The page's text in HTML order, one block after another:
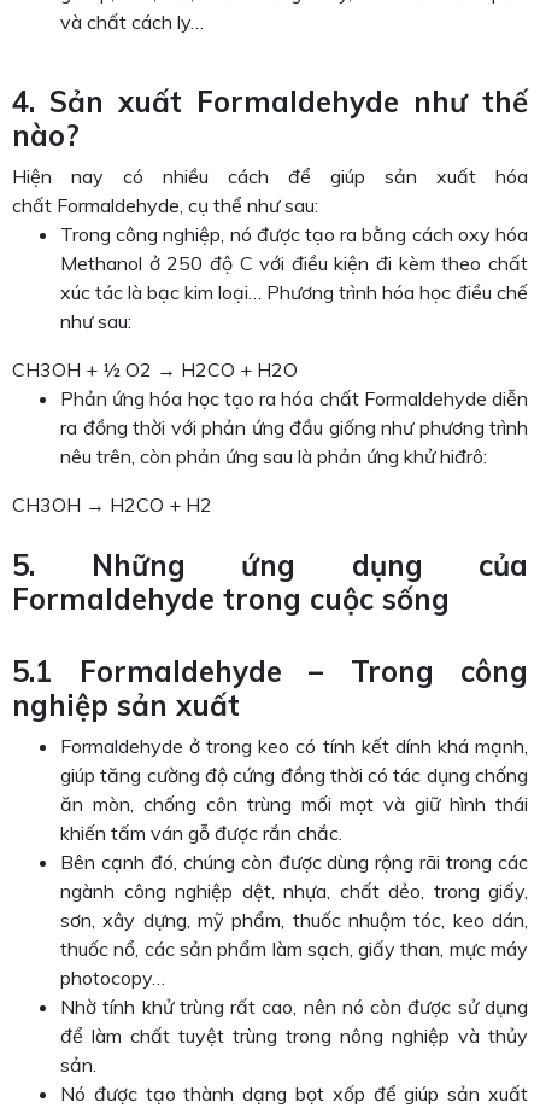
và chất cách ly…
4. Sản xuất Formaldehyde như thế
nào?
Hiện nay có nhiều cách để giúp sản xuất hóa
chất Formaldehyde, cụ thể như sau:
Trong công nghiệp, nó được tạo ra bằng cách oxy hóa
Methanol ở 250 độ C với điều kiện đi kèm theo chất
xúc tác là bạc kim loại… Phương trình hóa học điều chế
như sau:
CH3OH + ½ O2 → H2CO + H2O
Phản ứng hóa học tạo ra hóa chất Formaldehyde diễn
ra đồng thời với phản ứng đầu giống như phương trình
nêu trên, còn phản ứng sau là phản ứng khử hiđrô:
CH3OH → H2CO + H2
5. Những ứng dụng của
Formaldehyde trong cuộc sống
5.1 Formaldehyde – Trong công
nghiệp sản xuất
Formaldehyde ở trong keo có tính kết dính khá mạnh,
giúp tăng cường độ cứng đồng thời có tác dụng chống
ăn mòn, chống côn trùng mối mọt và giữ hình thái
khiến tấm ván gỗ được rắn chắc.
Bên cạnh đó, chúng còn được dùng rộng rãi trong các
ngành công nghiệp dệt, nhựa, chất dẻo, trong giấy,
sơn, xây dựng, mỹ phẩm, thuốc nhuộm tóc, keo dán,
thuốc nổ, các sản phẩm làm sạch, giấy than, mực máy
photocopy…
Nhờ tính khử trùng rất cao, nên nó còn được sử dụng
để làm chất tuyệt trùng trong nông nghiệp và thủy
sản.
Nó được tạo thành dạng bọt xốp để giúp sản xuất